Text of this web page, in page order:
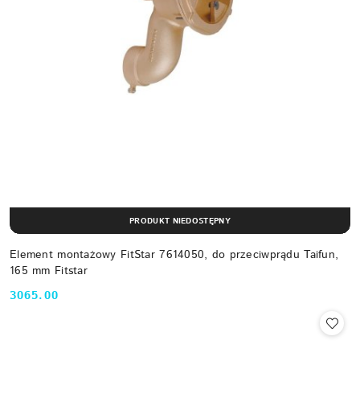
Element montażowy FitStar 7614050, do przeciwprądu Taifun,
165 mm Fitstar
Cena:
3065.00
PRODUKT NIEDOSTĘPNY